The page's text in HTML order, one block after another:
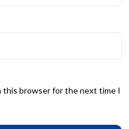
this browser for the next time I